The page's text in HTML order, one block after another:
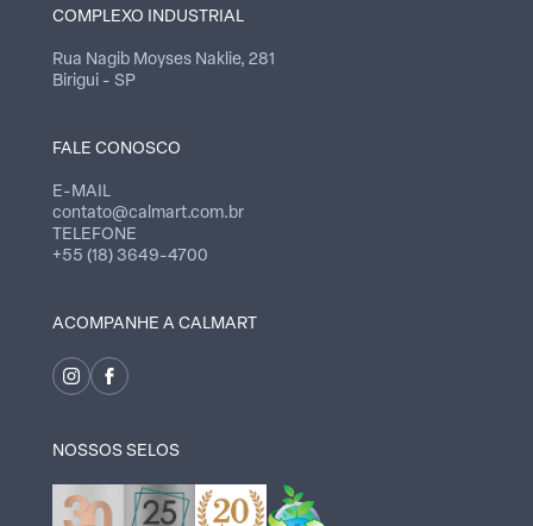
COMPLEXO INDUSTRIAL
Rua Nagib Moyses Naklie, 281
Birigui - SP
FALE CONOSCO
E-MAIL
contato@calmart.com.br
TELEFONE
+55 (18) 3649-4700
ACOMPANHE A CALMART
NOSSOS SELOS